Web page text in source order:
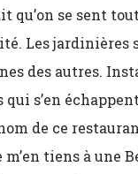
qu’on se sent
Les jardinières
des autres.
qui s’en
de ce
tiens à une